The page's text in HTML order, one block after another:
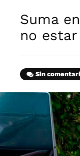
Suma
no
Sin